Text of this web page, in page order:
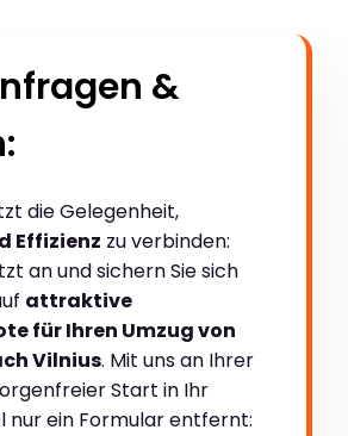
&
die Gelegenheit,
Effizienz zu verbinden:
an und sichern Sie sich
attraktive
für Ihren Umzug von
Vilnius. Mit uns an Ihrer
Start in Ihr
nur ein Formular entfernt: